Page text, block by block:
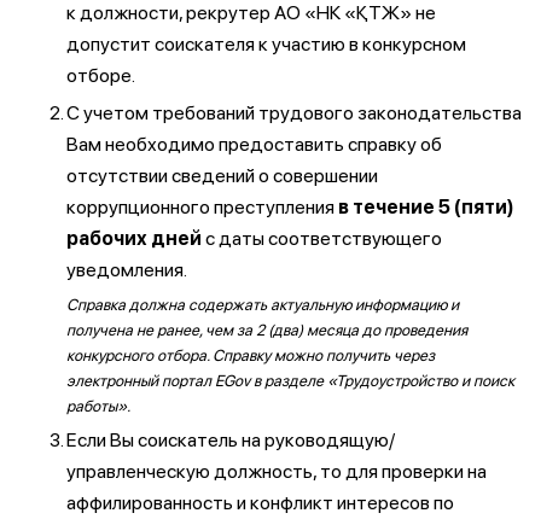
к должности, рекрутер АО «НК «ҚТЖ» не
допустит соискателя к участию в конкурсном
отборе.
С учетом требований трудового законодательства
Вам необходимо предоставить справку об
отсутствии сведений о совершении
коррупционного преступления в течение 5 (пяти)
рабочих дней с даты соответствующего
уведомления.
Справка должна содержать актуальную информацию и
получена не ранее, чем за 2 (два) месяца до проведения
конкурсного отбора. Справку можно получить через
электронный портал EGov в разделе «Трудоустройство и поиск
работы».
Если Вы соискатель на руководящую/
управленческую должность, то для проверки на
аффилированность и конфликт интересов по